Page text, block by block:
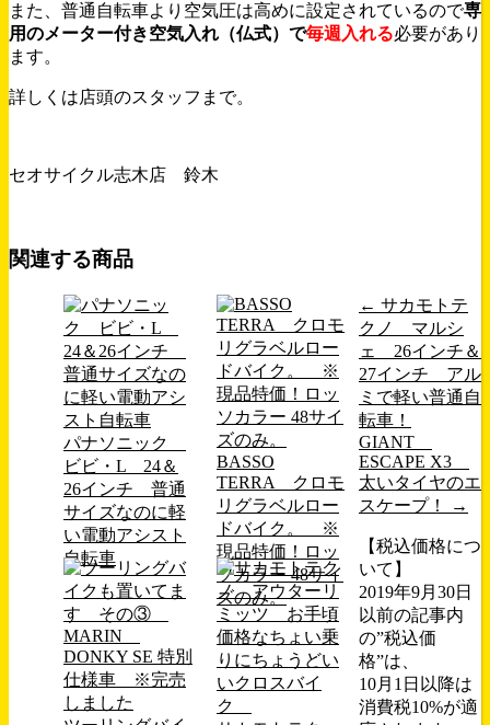
また、普通自転車より空気圧は高めに設定されているので専
用のメーター付き空気入れ（仏式）で毎週入れる必要があり
ます。
詳しくは店頭のスタッフまで。
セオサイクル志木店 鈴木
関連する商品
パナソニック
ビビ・L 24＆
26インチ 普通
サイズなのに軽
い電動アシスト
自転車
BASSO
TERRA クロモ
リグラベルロー
ドバイク。 ※
現品特価！ロッ
ソカラー 48サイ
ズのみ。
← サカモトテ
クノ マルシ
ェ 26インチ＆
27インチ アル
ミで軽い普通自
転車！
GIANT
ESCAPE X3
太いタイヤのエ
スケープ！
→
【税込価格につ
いて】
2019年9月30日
以前の記事内
の”税込価
格”は、
10月1日以降は
消費税10%が適